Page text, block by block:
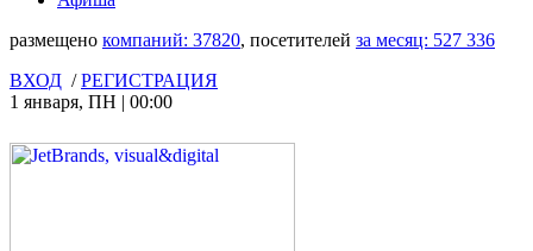
размещено компаний: 37820, посетителей за месяц: 527 336
ВХОД /РЕГИСТРАЦИЯ
1 января, ПН | 00:00